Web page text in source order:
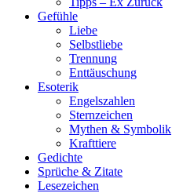
Gefühle
Liebe
Selbstliebe
Trennung
Enttäuschung
Esoterik
Engelszahlen
Sternzeichen
Mythen & Symbolik
Krafttiere
Gedichte
Sprüche & Zitate
Lesezeichen